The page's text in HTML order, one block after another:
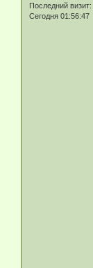
Последний визит:
Сегодня 01:56:47